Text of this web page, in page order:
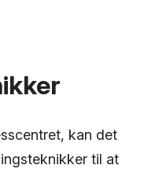
kan det
til at